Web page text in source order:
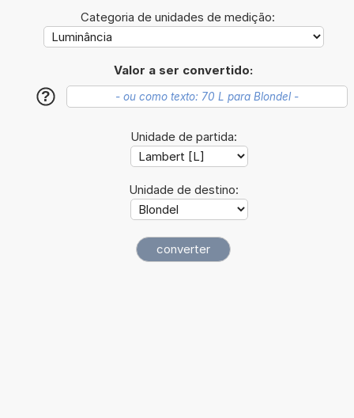
Categoria de unidades de medição:
Valor a ser convertido:
?
Unidade de partida:
Unidade de destino: